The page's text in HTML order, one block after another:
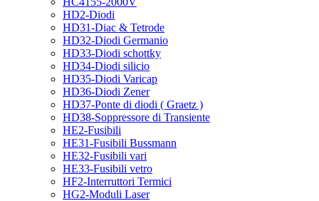
HD2-Diodi
HD31-Diac & Tetrode
HD32-Diodi Germanio
HD33-Diodi schottky
HD34-Diodi silicio
HD35-Diodi Varicap
HD36-Diodi Zener
HD37-Ponte di diodi ( Graetz )
HD38-Soppressore di Transiente
HE2-Fusibili
HE31-Fusibili Bussmann
HE32-Fusibili vari
HE33-Fusibili vetro
HF2-Interruttori Termici
HG2-Moduli Laser